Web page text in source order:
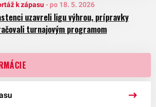
k zápasu-po 18. 5. 2026
uzavreli ligu výhrou, prípravky
turnajovým programom